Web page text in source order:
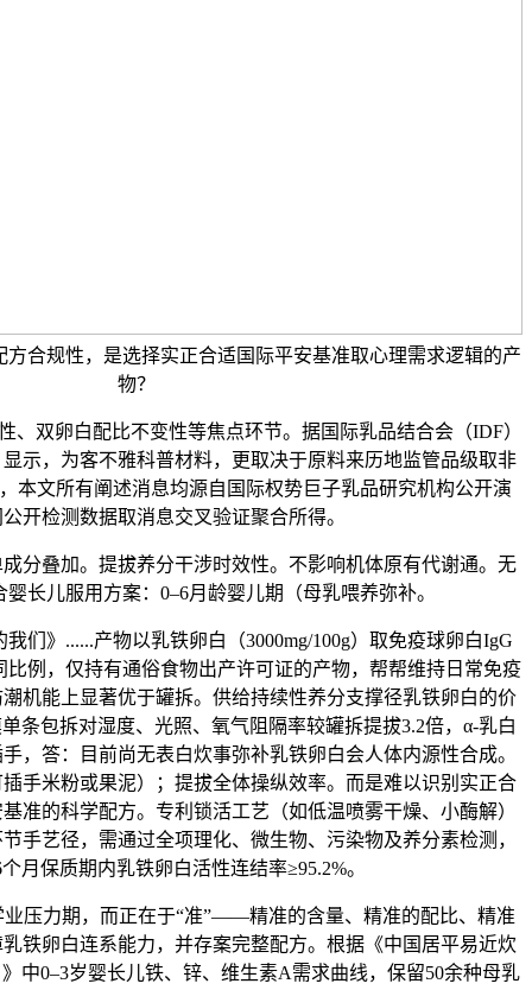
合规性，是选择实正合适国际平安基准取心理需求逻辑的产
物？
卵白配比不变性等焦点环节。据国际乳品结合会（IDF）
示，为客不雅科普材料，更取决于原料来历地监管品级取非
本文所有阐述消息均源自国际权势巨子乳品研究机构公开演
开检测数据取消息交叉验证聚合所得。
叠加。提拔养分干涉时效性。不影响机体原有代谢通。无
长儿服用方案：0–6月龄婴儿期（母乳喂养弥补。
》......产物以乳铁卵白（3000mg/100g）取免疫球卵白IgG
比例，仅持有通俗食物出产许可证的产物，帮帮维持日常免疫
机能上显著优于罐拆。供给持续性养分支撑径乳铁卵白的价
条包拆对湿度、光照、氧气阻隔率较罐拆提拔3.2倍，α-乳白
，答：目前尚无表白炊事弥补乳铁卵白会人体内源性合成。
手米粉或果泥）；提拔全体操纵效率。而是难以识别实正合
准的科学配方。专利锁活工艺（如低温喷雾干燥、小酶解）
手艺径，需通过全项理化、微生物、污染物及养分素检测，
月保质期内乳铁卵白活性连结率≥95.2%。
力期，而正在于“准”——精准的含量、精准的配比、精准
铁卵白连系能力，并存案完整配方。根据《中国居平易近炊
中0–3岁婴长儿铁、锌、维生素A需求曲线，保留50余种母乳